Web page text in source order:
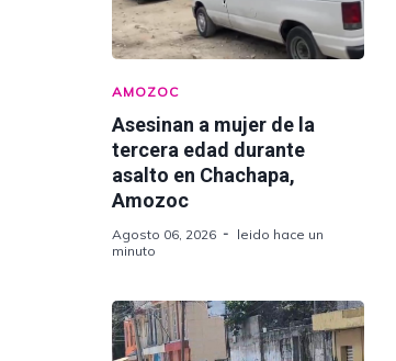
AMOZOC
Asesinan a mujer de la
tercera edad durante
asalto en Chachapa,
Amozoc
Agosto 06, 2026
leido hace un
minuto